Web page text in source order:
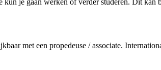
met een propedeuse / associate.